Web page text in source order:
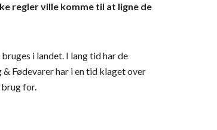
regler ville komme til at ligne de
i landet. I lang tid har de
Fødevarer har i en tid klaget over
brug for.